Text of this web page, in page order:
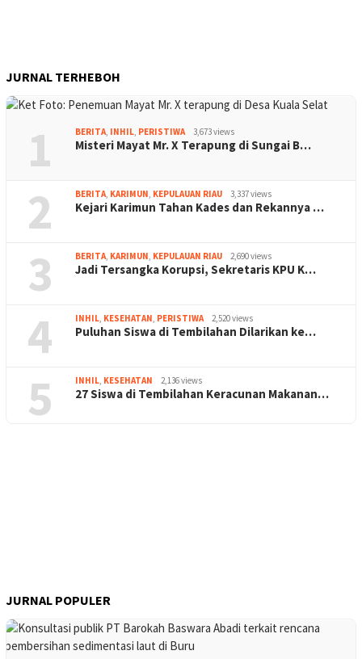
JURNAL TERHEBOH
1 BERITA, INHIL, PERISTIWA 3,673 views
Misteri Mayat Mr. X Terapung di Sungai B…
2 BERITA, KARIMUN, KEPULAUAN RIAU 3,337 views
Kejari Karimun Tahan Kades dan Rekannya …
3 BERITA, KARIMUN, KEPULAUAN RIAU 2,690 views
Jadi Tersangka Korupsi, Sekretaris KPU K…
4 INHIL, KESEHATAN, PERISTIWA 2,520 views
Puluhan Siswa di Tembilahan Dilarikan ke…
5 INHIL, KESEHATAN 2,136 views
27 Siswa di Tembilahan Keracunan Makanan…
JURNAL POPULER